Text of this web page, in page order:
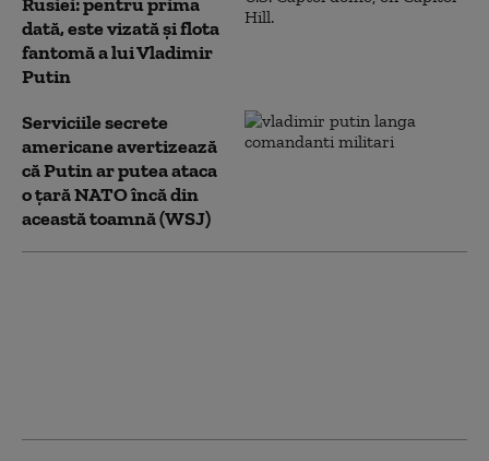
dată, este vizată și flota
fantomă a lui Vladimir
Putin
Serviciile secrete
americane avertizează
că Putin ar putea ataca
o țară NATO încă din
această toamnă (WSJ)